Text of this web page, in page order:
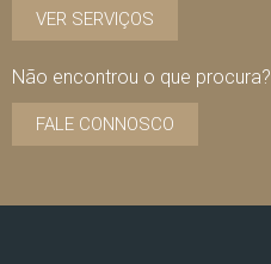
VER SERVIÇOS
Não encontrou o que procura?
FALE CONNOSCO